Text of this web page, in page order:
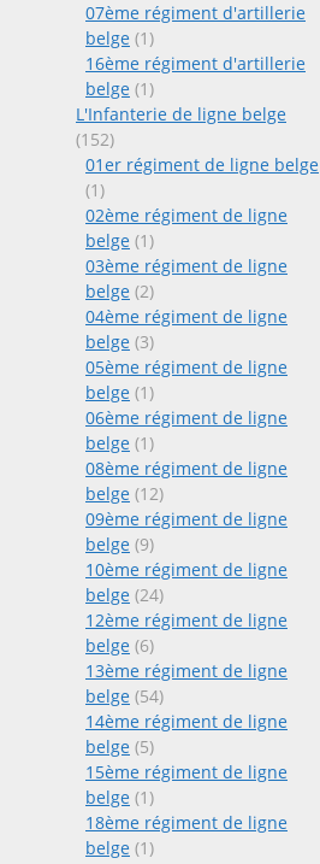
07ème régiment d'artillerie
belge (1)
16ème régiment d'artillerie
belge (1)
L'Infanterie de ligne belge
(152)
01er régiment de ligne belge
(1)
02ème régiment de ligne
belge (1)
03ème régiment de ligne
belge (2)
04ème régiment de ligne
belge (3)
05ème régiment de ligne
belge (1)
06ème régiment de ligne
belge (1)
08ème régiment de ligne
belge (12)
09ème régiment de ligne
belge (9)
10ème régiment de ligne
belge (24)
12ème régiment de ligne
belge (6)
13ème régiment de ligne
belge (54)
14ème régiment de ligne
belge (5)
15ème régiment de ligne
belge (1)
18ème régiment de ligne
belge (1)